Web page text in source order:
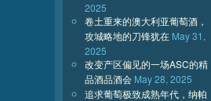
2025
卷土重来的澳大利亚葡萄酒，
攻城略地的刀锋犹在 May 31,
2025
改变产区偏见的一场ASC的精
品酒品酒会 May 28, 2025
追求葡萄极致成熟年代，纳帕